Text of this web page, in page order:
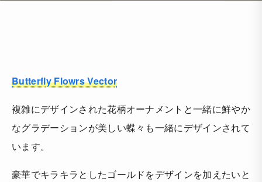
Butterfly Flowrs Vector
複雑にデザインされた花柄オーナメントと一緒に鮮やか
なグラデーションが美しい蝶々も一緒にデザインされて
います。
豪華でキラキラとしたゴールドをデザインを加えたいと